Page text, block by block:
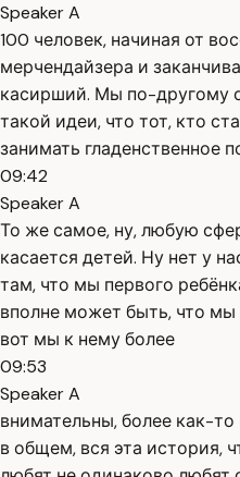
Speaker A
100 человек, начиная от
мерчендайзера и
касирший. Мы по-другому
такой идеи, что тот, кто
занимать гладенственное
09:42
Speaker A
То же самое, ну, любую
касается детей. Ну нет у
там, что мы первого
вполне может быть, что мы
вот мы к нему более
09:53
Speaker A
внимательны, более как-
в общем, вся эта история,